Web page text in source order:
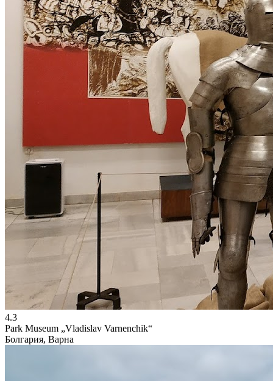
4.3
Park Museum „Vladislav Varnenchik“
Болгария, Варна